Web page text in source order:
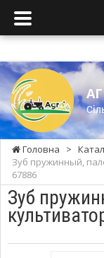
Головна >
Зуб пружинный,
67886
Зуб